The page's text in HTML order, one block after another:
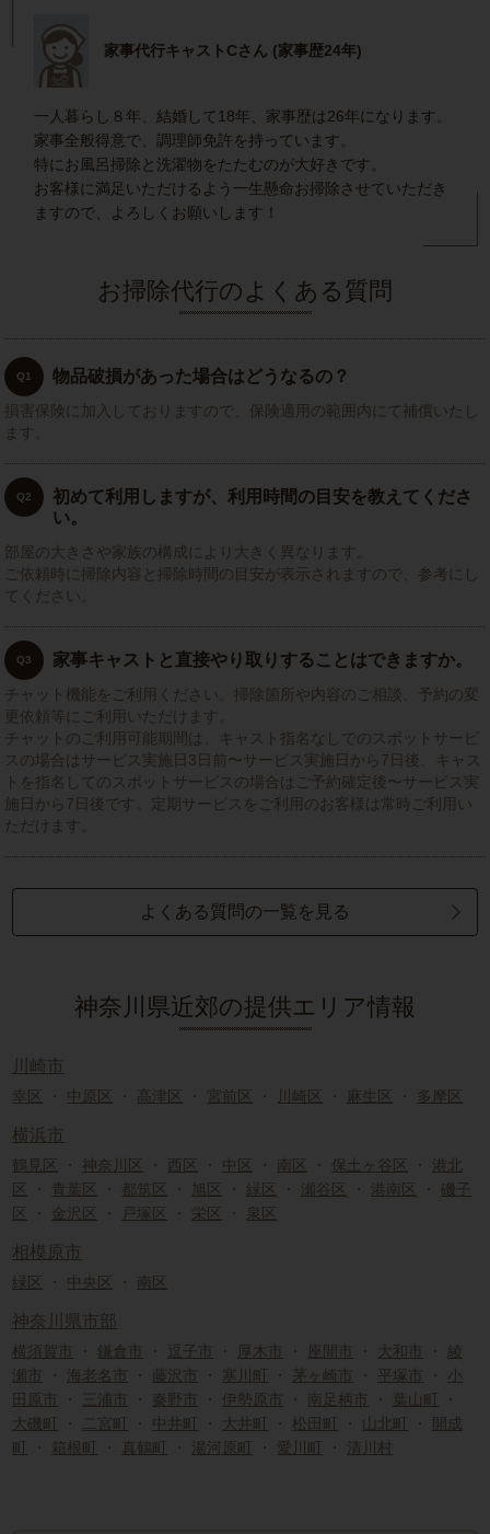
家事代行キャストCさん (家事歴24年)
一人暮らし８年、結婚して18年、家事歴は26年になります。
家事全般得意で、調理師免許を持っています。
特にお風呂掃除と洗濯物をたたむのが大好きです。
お客様に満足いただけるよう一生懸命お掃除させていただき
ますので、よろしくお願いします！
お掃除代行のよくある質問
Q1 物品破損があった場合はどうなるの？
損害保険に加入しておりますので、保険適用の範囲内にて補償いたし
ます。
Q2
初めて利用しますが、利用時間の目安を教えてくださ
い。
部屋の大きさや家族の構成により大きく異なります。
ご依頼時に掃除内容と掃除時間の目安が表示されますので、参考にし
てください。
Q3 家事キャストと直接やり取りすることはできますか。
チャット機能をご利用ください。掃除箇所や内容のご相談、予約の変
更依頼等にご利用いただけます。
チャットのご利用可能期間は、キャスト指名なしでのスポットサービ
スの場合はサービス実施日3日前〜サービス実施日から7日後、キャス
トを指名してのスポットサービスの場合はご予約確定後〜サービス実
施日から7日後です。定期サービスをご利用のお客様は常時ご利用い
ただけます。
よくある質問の一覧を見る
神奈川県近郊の提供エリア情報
川崎市
幸区 ・ 中原区 ・ 高津区 ・ 宮前区 ・ 川崎区 ・ 麻生区 ・ 多摩区
横浜市
鶴見区 ・ 神奈川区 ・ 西区 ・ 中区 ・ 南区 ・ 保土ヶ谷区 ・ 港北
区
・ 青葉区 ・ 都筑区 ・ 旭区 ・ 緑区 ・ 瀬谷区 ・ 港南区 ・ 磯子
区
・ 金沢区 ・ 戸塚区 ・ 栄区 ・ 泉区
相模原市
緑区 ・ 中央区 ・ 南区
神奈川県市部
横須賀市 ・ 鎌倉市 ・ 逗子市 ・ 厚木市 ・ 座間市 ・ 大和市 ・ 綾
瀬市
・ 海老名市 ・ 藤沢市 ・ 寒川町 ・ 茅ヶ崎市 ・ 平塚市 ・ 小
田原市
・ 三浦市 ・ 秦野市 ・ 伊勢原市 ・ 南足柄市 ・ 葉山町 ・
大磯町 ・ 二宮町 ・ 中井町 ・ 大井町 ・ 松田町 ・ 山北町 ・
開成
町 ・ 箱根町 ・ 真鶴町 ・ 湯河原町 ・ 愛川町 ・ 清川村